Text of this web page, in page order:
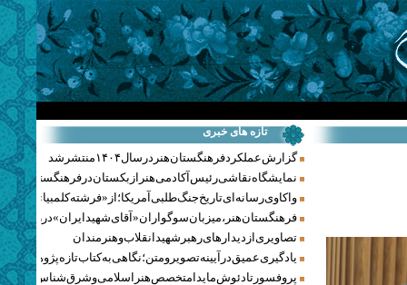
تازه های خبری
گزارش عملکرد فرهنگستان هنر در سال ۱۴۰۴ منتشر شد
نمایشگاه نقاشی رئیس آکادمی هنر ازبکستان در فرهنگستان هنر
واکاوی رسانه‌ای تاریخ جنگ‌طلبی آمریکا؛ از «فرشته کلمبیا» تا
فرهنگستان هنر، میزبان سوگواران «آقای شهید ایران» در
تصاویری از دیدارهای رهبر شهید انقلاب و هنرمندان
یادگیری عمیق در آیینه تصویر و متن؛ نگاهی به کتاب تازه پژوهشکده
پروفسور تادئوش مایدا متخصص هنر اسلامی و شرق‌شناس